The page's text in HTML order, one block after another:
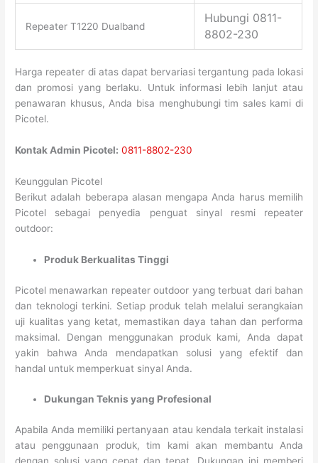
Repeater T1220 Dualband
Hubungi 0811-
8802-230
Harga repeater di atas dapat bervariasi tergantung pada lokasi
dan promosi yang berlaku. Untuk informasi lebih lanjut atau
penawaran khusus, Anda bisa menghubungi tim sales kami di
Picotel.
Kontak Admin Picotel: 0811-8802-230
Keunggulan Picotel
Berikut adalah beberapa alasan mengapa Anda harus memilih
Picotel sebagai penyedia penguat sinyal resmi repeater
outdoor:
Produk Berkualitas Tinggi
Picotel menawarkan repeater outdoor yang terbuat dari bahan
dan teknologi terkini. Setiap produk telah melalui serangkaian
uji kualitas yang ketat, memastikan daya tahan dan performa
maksimal. Dengan menggunakan produk kami, Anda dapat
yakin bahwa Anda mendapatkan solusi yang efektif dan
handal untuk memperkuat sinyal Anda.
Dukungan Teknis yang Profesional
Apabila Anda memiliki pertanyaan atau kendala terkait instalasi
atau penggunaan produk, tim kami akan membantu Anda